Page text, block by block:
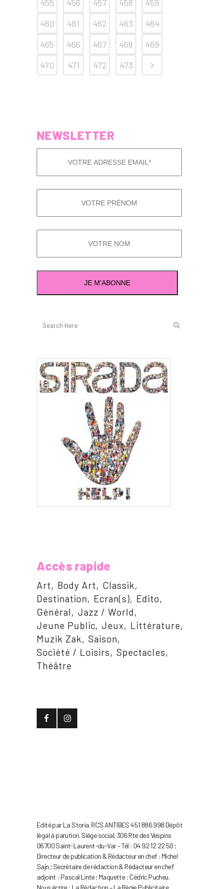
455 456 457 458
459
460
461 462 463
464
465
466 467 468
469
470
471 472 473
NEWSLETTER
Accès rapide
Art Body Art
Classik
Destination
Ecran(s)
Edito
Général
Jazz / World
Jeune Public Jeux
Littérature
Muzik Zak
Saison
Société / Loisirs
Spectacles
Théâtre
Edité par La Storia. RCS ANTIBES 451 886 998 Dépôt
légal à parution. Siège social, 306 Rte des Vespins
06700 Saint-Laurent-du-Var – Tél : 04 92 12 22 50 ;
Directeur de publication & Rédacteur en chef : Michel
Sajn ; Secrétaire de rédaction & Rédacteur en chef
adjoint : Pascal Linte ; Maquette : Cédric Pucheu.